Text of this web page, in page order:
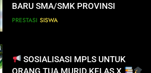
ORANG TUA MURID KELAS X
MPLS 2026 SEKOLAH
PEMBEKALAN MPLS (Masa
Pengenalan Lingkungan Sekolah)
PENYALURAN CALON MURID
BARU SMA/SMK PROVINSI